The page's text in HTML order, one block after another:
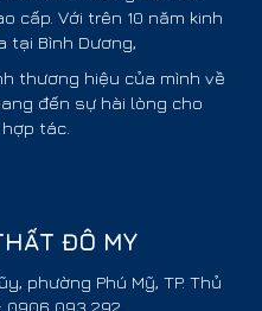
cấp. Với trên 10 năm kinh
tại Bình Dương,
thương hiệu của mình về
đến sự hài lòng cho
tác.
ĐÔ MY
phường Phú Mỹ, TP. Thủ